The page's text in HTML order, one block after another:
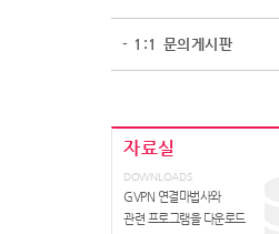
- 1:1 문의게시판
자료실
DOWNLOADS
GVPN 연결마법사와
관련 프로그램을 다운로드